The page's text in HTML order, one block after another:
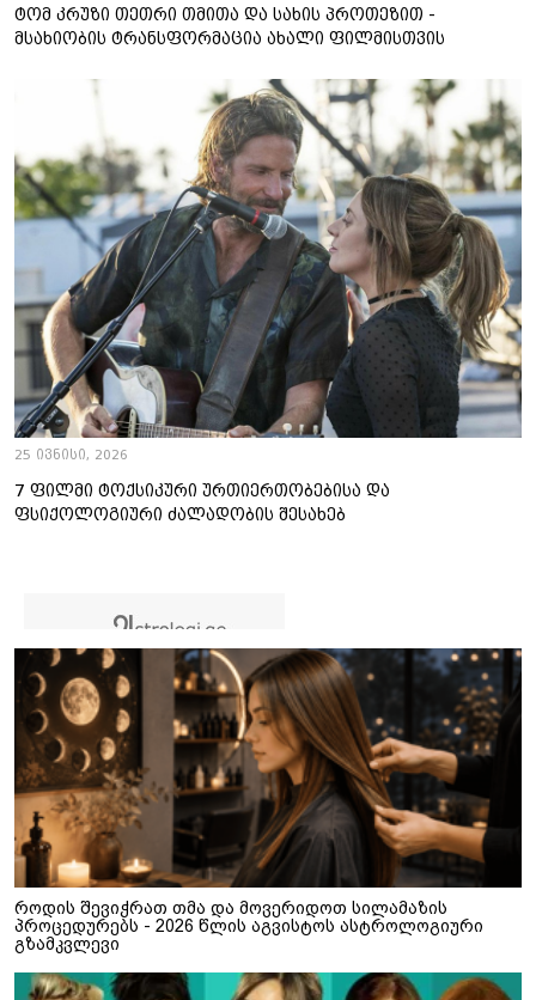
ტომ კრუზი თეთრი თმითა და სახის პროთეზით -
მსახიობის ტრანსფორმაცია ახალი ფილმისთვის
25 ივნისი, 2026
7 ფილმი ტოქსიკური ურთიერთობებისა და
ფსიქოლოგიური ძალადობის შესახებ
როდის შევიჭრათ თმა და მოვერიდოთ სილამაზის
პროცედურებს - 2026 წლის აგვისტოს ასტროლოგიური
გზამკვლევი